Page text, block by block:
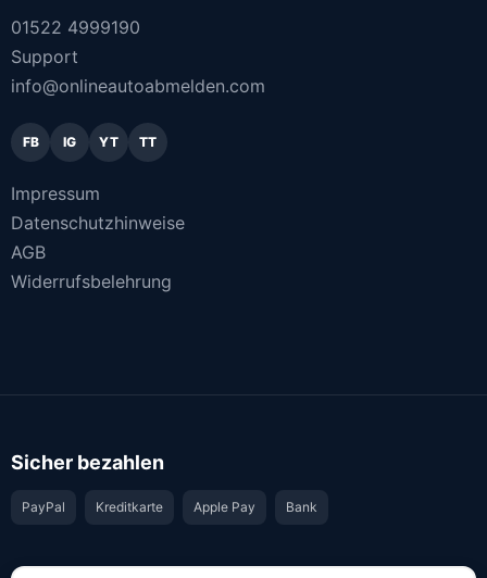
01522 4999190
Support
info@onlineautoabmelden.com
FB IG YT TT
Impressum
Datenschutzhinweise
AGB
Widerrufsbelehrung
Sicher bezahlen
PayPal Kreditkarte Apple Pay Bank